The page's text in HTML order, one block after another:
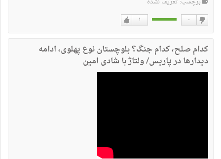
۱ ۰
کدام صلح، کدام جنگ؟ بلوچستان نوع پهلوی، ادامه
دیدارها در پاریس/ ولتاژ با شادی امین